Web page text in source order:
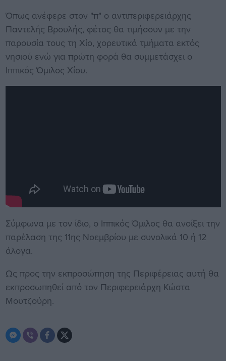
Όπως ανέφερε στον "π" ο αντιπεριφερειάρχης
Παντελής Βρουλής, φέτος θα τιμήσουν με την
παρουσία τους τη Χίο, χορευτικά τμήματα εκτός
νησιού ενώ για πρώτη φορά θα συμμετάσχει ο
Ιππικός Όμιλος Χίου.
Σύμφωνα με τον ίδιο, ο Ιππικός Όμιλος θα ανοίξει την
παρέλαση της 11ης Νοεμβρίου με συνολικά 10 ή 12
άλογα.
Ως προς την εκπροσώπηση της Περιφέρειας αυτή θα
εκπροσωπηθεί από τον Περιφερειάρχη Κώστα
Μουτζούρη.